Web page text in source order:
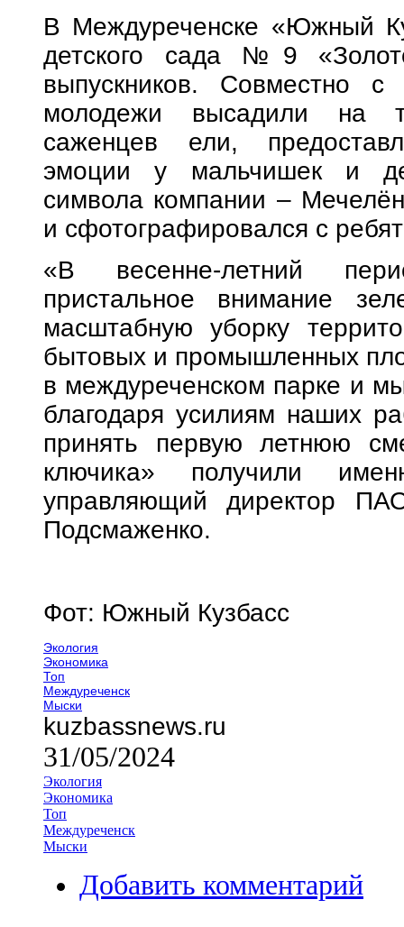
В Междуреченске «Южный
детского сада №9
выпускников. Совместно с
молодежи высадили на
саженцев ели,
эмоции у мальчишек и
символа компании –
и сфотографировался с
«В весенне-летний
пристальное внимание
масштабную уборку
бытовых и промышленных
в междуреченском парке и
благодаря усилиям наших
принять первую летнюю
ключика» получили
управляющий директор
Подсмаженко.
Фот: Южный Кузбасс
Экология
Экономика
Топ
Междуреченск
Мыски
kuzbassnews.ru
31/05/2024
Экология
Экономика
Топ
Междуреченск
Мыски
Добавить комментарий